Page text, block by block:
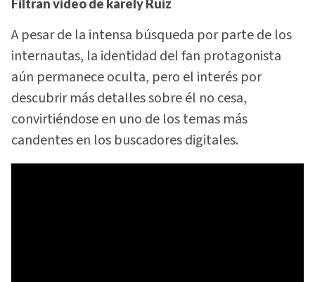
Filtran video de karely Ruiz
A pesar de la intensa búsqueda por parte de los
internautas, la identidad del fan protagonista
aún permanece oculta, pero el interés por
descubrir más detalles sobre él no cesa,
convirtiéndose en uno de los temas más
candentes en los buscadores digitales.